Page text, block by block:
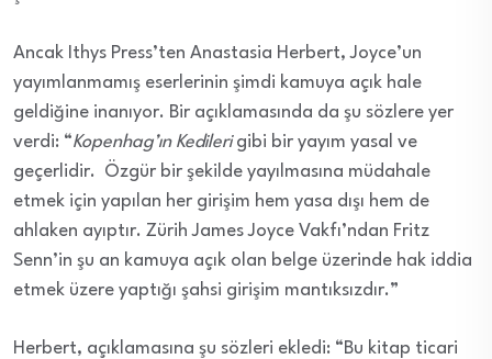
Ancak Ithys Press’ten Anastasia Herbert, Joyce’un
yayımlanmamış eserlerinin şimdi kamuya açık hale
geldiğine inanıyor. Bir açıklamasında da şu sözlere yer
verdi: “Kopenhag’ın Kedilerigibi bir yayım yasal ve
geçerlidir. Özgür bir şekilde yayılmasına müdahale
etmek için yapılan her girişim hem yasa dışı hem de
ahlaken ayıptır. Zürih James Joyce Vakfı’ndan Fritz
Senn’in şu an kamuya açık olan belge üzerinde hak iddia
etmek üzere yaptığı şahsi girişim mantıksızdır.”
Herbert, açıklamasına şu sözleri ekledi: “Bu kitap ticari